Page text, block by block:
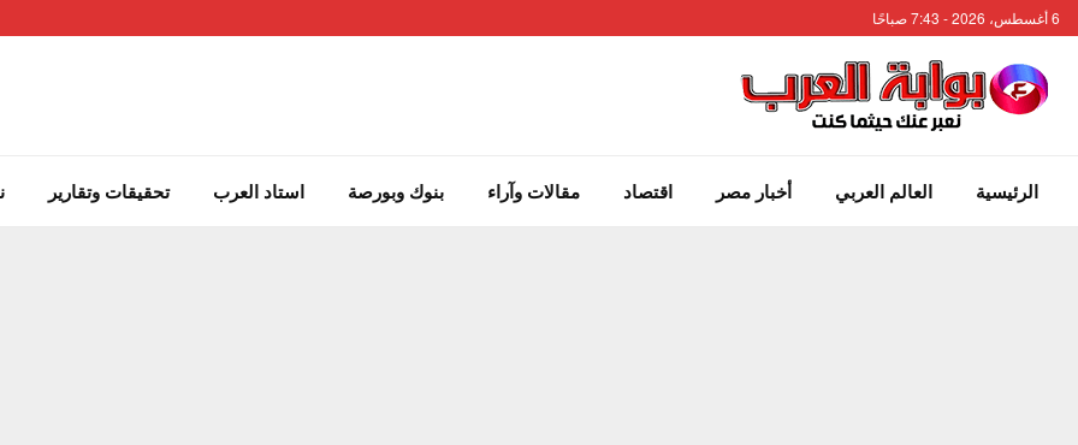
6 أغسطس، 2026 - 7:43 صباحًا
الرئيسية العالم العربي أخبار مصر اقتصاد مقالات وآراء بنوك وبورصة استاد العرب تحقيقات وتقارير